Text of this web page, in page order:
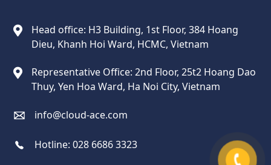
Head office: H3 Building, 1st Floor, 384 Hoang
Dieu, Khanh Hoi Ward, HCMC, Vietnam
Representative Office: 2nd Floor, 25t2 Hoang Dao
Thuy, Yen Hoa Ward, Ha Noi City, Vietnam
info@cloud-ace.com
Hotline:028 6686 3323